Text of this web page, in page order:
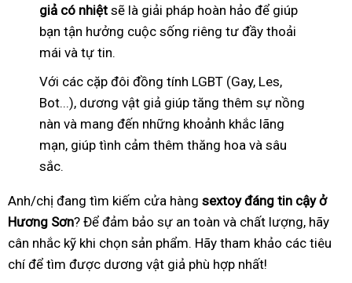
giả có nhiệt sẽ là giải pháp hoàn hảo để giúp
bạn tận hưởng cuộc sống riêng tư đầy thoải
mái và tự tin.
Với các cặp đôi đồng tính LGBT (Gay, Les,
Bot...), dương vật giả giúp tăng thêm sự nồng
nàn và mang đến những khoảnh khắc lãng
mạn, giúp tình cảm thêm thăng hoa và sâu
sắc.
Anh/chị đang tìm kiếm cửa hàng sextoy đáng tin cậy ở
Hương Sơn? Để đảm bảo sự an toàn và chất lượng, hãy
cân nhắc kỹ khi chọn sản phẩm. Hãy tham khảo các tiêu
chí để tìm được dương vật giả phù hợp nhất!